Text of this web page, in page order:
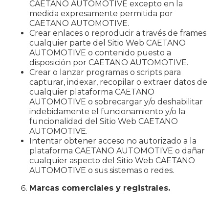
CAETANO AUTOMOTIVE excepto en la
medida expresamente permitida por
CAETANO AUTOMOTIVE.
Crear enlaces o reproducir a través de frames
cualquier parte del Sitio Web CAETANO
AUTOMOTIVE o contenido puesto a
disposición por CAETANO AUTOMOTIVE.
Crear o lanzar programas o scripts para
capturar, indexar, recopilar o extraer datos de
cualquier plataforma CAETANO
AUTOMOTIVE o sobrecargar y/o deshabilitar
indebidamente el funcionamiento y/o la
funcionalidad del Sitio Web CAETANO
AUTOMOTIVE.
Intentar obtener acceso no autorizado a la
plataforma CAETANO AUTOMOTIVE o dañar
cualquier aspecto del Sitio Web CAETANO
AUTOMOTIVE o sus sistemas o redes.
Marcas comerciales y registrales.